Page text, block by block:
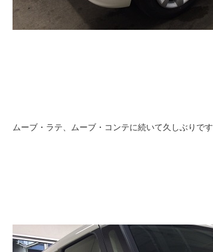
ムーブ・ラテ、ムーブ・コンテに続いて久しぶりです